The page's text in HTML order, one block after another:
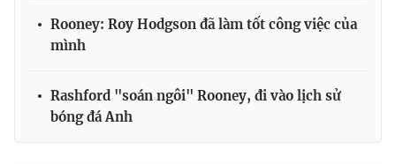
Rooney: Roy Hodgson đã làm tốt công việc của
mình
Rashford "soán ngôi" Rooney, đi vào lịch sử
bóng đá Anh